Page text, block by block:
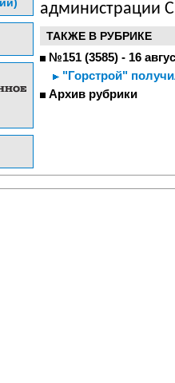
администрации
ТАКЖЕ В РУБРИКЕ
№151 (3585) - 16
"Горстрой"
Архив рубрики